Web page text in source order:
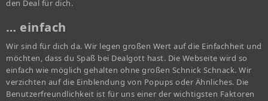
den Deal für dich.
… einfach
Wir sind für dich da. Wir legen großen Wert auf die Einfachheit und
möchten, dass du Spaß bei Dealgott hast. Die Webseite wird so
einfach wie möglich gehalten ohne großen Schnick Schnack. Wir
verzichten auf die Einblendung von Popups oder Ähnliches. Die
Benutzerfreundlichkeit ist für uns einer der wichtigsten Faktoren